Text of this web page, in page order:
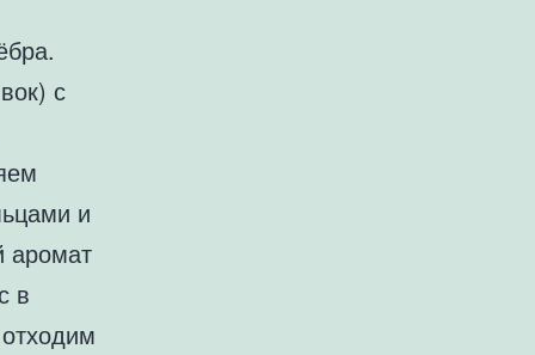
с
и
аромат
в